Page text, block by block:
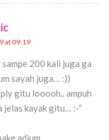
at 09:19
sampe 200 kali juga ga
sayah juga… :))
gitu looooh.. ampuh
jelas kayak gitu… :-”
adium..